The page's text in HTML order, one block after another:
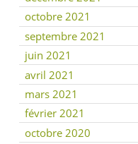
octobre 2021
septembre 2021
juin 2021
avril 2021
mars 2021
février 2021
octobre 2020